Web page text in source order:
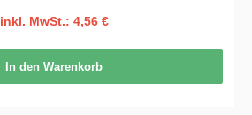
inkl. MwSt.: 4,56 €
In den Warenkorb